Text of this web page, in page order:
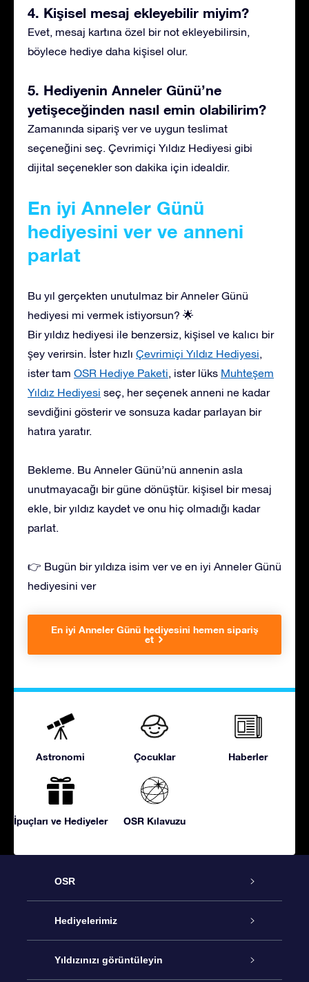
4. Kişisel mesaj ekleyebilir miyim?
Evet, mesaj kartına özel bir not ekleyebilirsin,
böylece hediye daha kişisel olur.
5. Hediyenin Anneler Günü’ne
yetişeceğinden nasıl emin olabilirim?
Zamanında sipariş ver ve uygun teslimat
seçeneğini seç. Çevrimiçi Yıldız Hediyesi gibi
dijital seçenekler son dakika için idealdir.
En iyi Anneler Günü
hediyesini ver ve anneni
parlat
Bu yıl gerçekten unutulmaz bir Anneler Günü
hediyesi mi vermek istiyorsun? 🌟
Bir yıldız hediyesi ile benzersiz, kişisel ve kalıcı bir
şey verirsin. İster hızlı Çevrimiçi Yıldız Hediyesi,
ister tam OSR Hediye Paketi, ister lüks Muhteşem
Yıldız Hediyesi seç, her seçenek anneni ne kadar
sevdiğini gösterir ve sonsuza kadar parlayan bir
hatıra yaratır.
Bekleme. Bu Anneler Günü’nü annenin asla
unutmayacağı bir güne dönüştür. kişisel bir mesaj
ekle, bir yıldız kaydet ve onu hiç olmadığı kadar
parlat.
👉 Bugün bir yıldıza isim ver ve en iyi Anneler Günü
hediyesini ver
En iyi Anneler Günü hediyesini hemen sipariş
et
Astronomi Çocuklar Haberler
İpuçları ve Hediyeler OSR Kılavuzu
OSR
Hizmet
İletişim
Hediyelerimiz
Çevrimiçi Yıldız Hediyesi
Yıldızınızı görüntüleyin